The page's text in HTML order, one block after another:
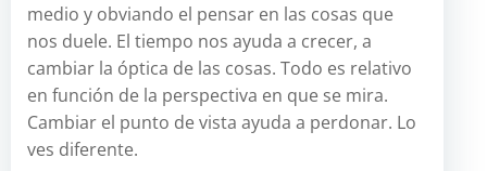
medio y obviando el pensar en las cosas que
nos duele. El tiempo nos ayuda a crecer, a
cambiar la óptica de las cosas. Todo es relativo
en función de la perspectiva en que se mira.
Cambiar el punto de vista ayuda a perdonar. Lo
ves diferente.